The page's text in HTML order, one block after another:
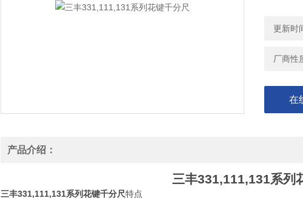
带有
更新时
厂商性
在
产品介绍：
三丰331,111,131系列
三丰331,111,131系列花键千分尺特点